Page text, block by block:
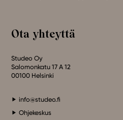
Ota yhteyttä
Studeo Oy
Salomonkatu 17 A 12
00100 Helsinki
info@studeo.fi
Ohjekeskus